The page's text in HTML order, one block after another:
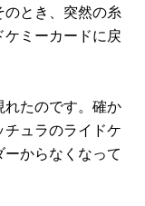
とき、突然の糸
ミーカードに戻
たのです。確か
ュラのライドケ
からなくなって